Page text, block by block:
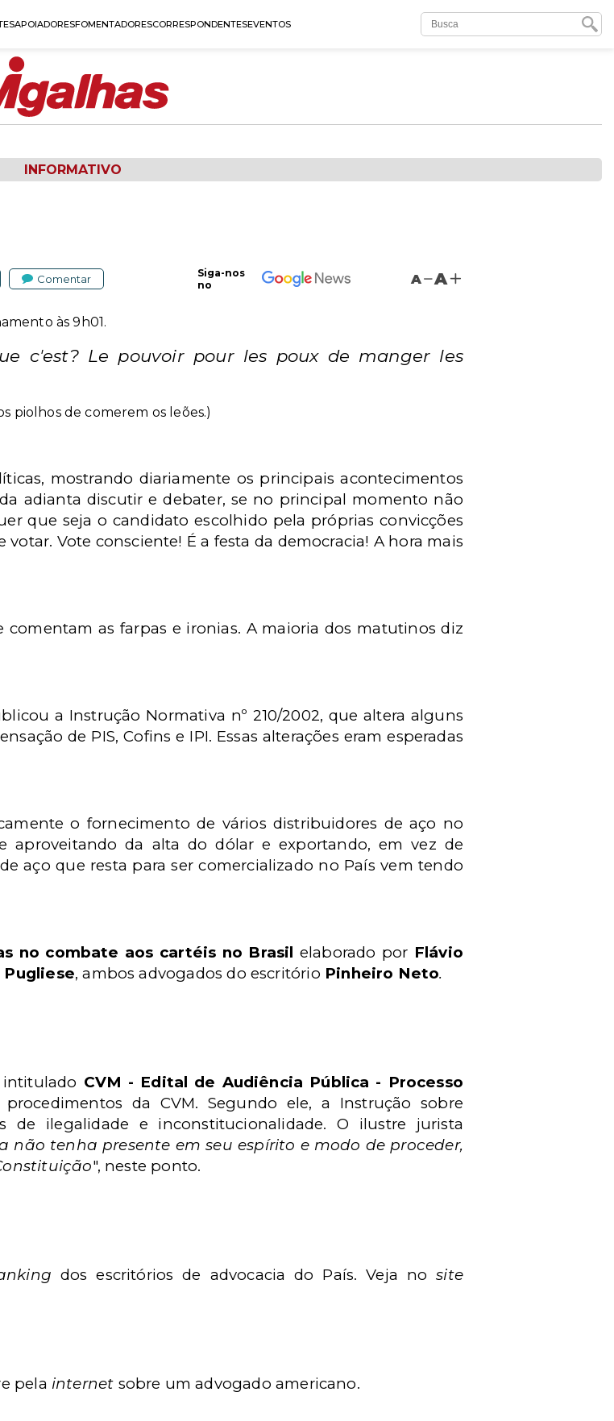
APOIADORESFOMENTADORESCORRESPONDENTESEVENTOS
INFORMATIVO
Comentar
Siga-nos
no
A A
às 9h01.
c'est? Le pouvoir pour les poux de manger les
piolhos de comerem os leões.)
mostrando diariamente os principais acontecimentos
adianta discutir e debater, se no principal momento não
que seja o candidato escolhido pela próprias convicções
Vote consciente! É a festa da democracia! A hora mais
as farpas e ironias. A maioria dos matutinos diz
a Instrução Normativa nº 210/2002, que altera alguns
de PIS, Cofins e IPI. Essas alterações eram esperadas
o fornecimento de vários distribuidores de aço no
aproveitando da alta do dólar e exportando, em vez de
aço que resta para ser comercializado no País vem tendo
no combate aos cartéis no Brasil elaborado por Flávio
Pugliese, ambos advogados do escritório Pinheiro Neto.
intitulado CVM - Edital de Audiência Pública - Processo
da CVM. Segundo ele, a Instrução sobre
de ilegalidade e inconstitucionalidade. O ilustre jurista
não tenha presente em seu espírito e modo de proceder,
", neste ponto.
dos escritórios de advocacia do País. Veja nosite
pela internet sobre um advogado americano.